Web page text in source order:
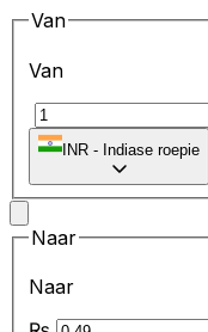
Van
Van
INR - Indiase roepie
Naar
Naar